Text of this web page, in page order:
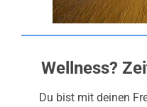
Wellness?
Du bist mit deinen